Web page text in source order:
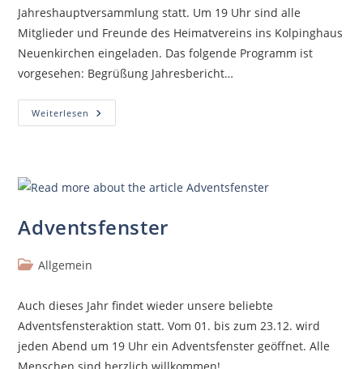
Jahreshauptversammlung statt. Um 19 Uhr sind alle
Mitglieder und Freunde des Heimatvereins ins Kolpinghaus
Neuenkirchen eingeladen. Das folgende Programm ist
vorgesehen: Begrüßung Jahresbericht…
Weiterlesen
Adventsfenster
Allgemein
Auch dieses Jahr findet wieder unsere beliebte
Adventsfensteraktion statt. Vom 01. bis zum 23.12. wird
jeden Abend um 19 Uhr ein Adventsfenster geöffnet. Alle